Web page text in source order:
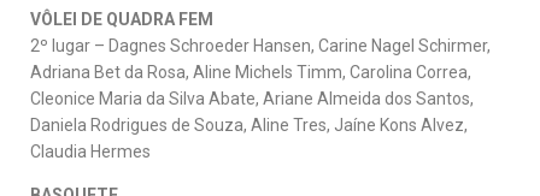
VÔLEI DE QUADRA FEM
2º lugar – Dagnes Schroeder Hansen, Carine Nagel Schirmer,
Adriana Bet da Rosa, Aline Michels Timm, Carolina Correa,
Cleonice Maria da Silva Abate, Ariane Almeida dos Santos,
Daniela Rodrigues de Souza, Aline Tres, Jaíne Kons Alvez,
Claudia Hermes